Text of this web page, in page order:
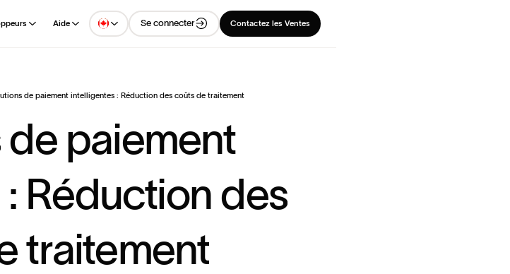
Aide Se connecter Contactez les Ventes
de paiement intelligentes : Réduction des coûts de traitement
de paiement
: Réduction des
traitement